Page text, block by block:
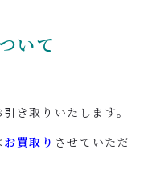
いて
き取りいたします。
お買取り させていただ